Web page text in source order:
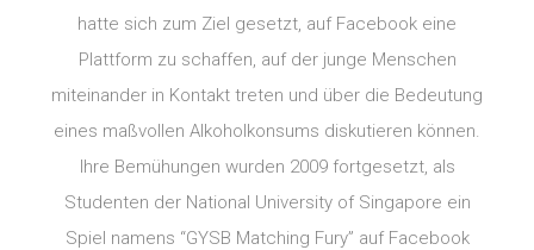
hatte sich zum Ziel gesetzt, auf Facebook eine
Plattform zu schaffen, auf der junge Menschen
miteinander in Kontakt treten und über die Bedeutung
eines maßvollen Alkoholkonsums diskutieren können.
Ihre Bemühungen wurden 2009 fortgesetzt, als
Studenten der National University of Singapore ein
Spiel namens “GYSB Matching Fury” auf Facebook